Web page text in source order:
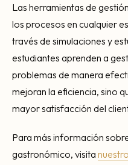
Las herramientas de
los procesos en cualquier
través de simulaciones y
estudiantes aprenden a
problemas de manera
mejoran la eficiencia, sino
mayor satisfacción del
Para más información
gastronómico, visita